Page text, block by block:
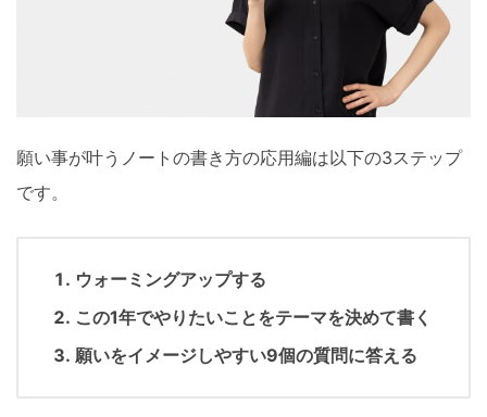
願い事が叶うノートの書き方の応用編は以下の3ステップ
です。
ウォーミングアップする
この1年でやりたいことをテーマを決めて書く
願いをイメージしやすい9個の質問に答える